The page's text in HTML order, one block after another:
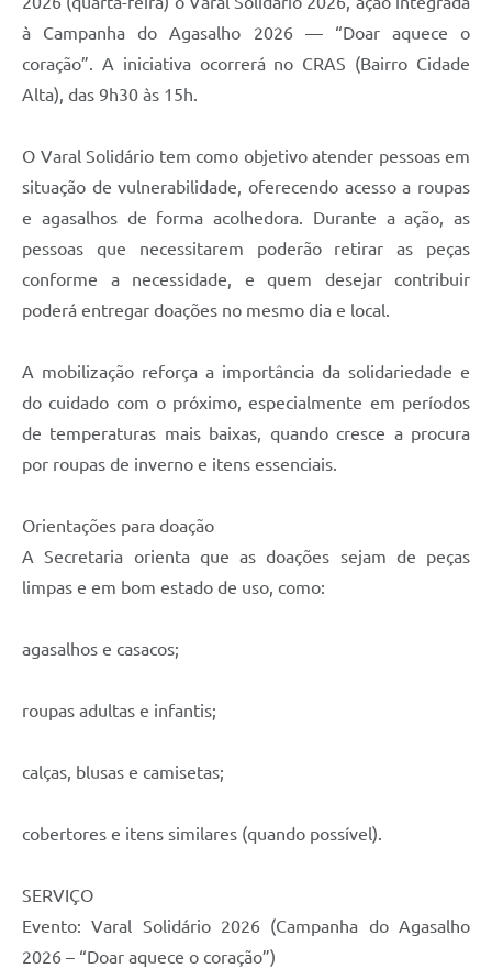
à Campanha do Agasalho 2026 — “Doar aquece o
coração”. A iniciativa ocorrerá no CRAS (Bairro Cidade
Alta), das 9h30 às 15h.
O Varal Solidário tem como objetivo atender pessoas em
situação de vulnerabilidade, oferecendo acesso a roupas
e agasalhos de forma acolhedora. Durante a ação, as
pessoas que necessitarem poderão retirar as peças
conforme a necessidade, e quem desejar contribuir
poderá entregar doações no mesmo dia e local.
A mobilização reforça a importância da solidariedade e
do cuidado com o próximo, especialmente em períodos
de temperaturas mais baixas, quando cresce a procura
por roupas de inverno e itens essenciais.
Orientações para doação
A Secretaria orienta que as doações sejam de peças
limpas e em bom estado de uso, como:
agasalhos e casacos;
roupas adultas e infantis;
calças, blusas e camisetas;
cobertores e itens similares (quando possível).
SERVIÇO
Evento: Varal Solidário 2026 (Campanha do Agasalho
2026 – “Doar aquece o coração”)